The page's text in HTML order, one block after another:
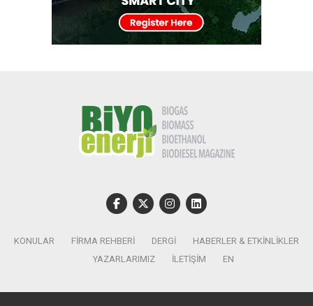
KONULAR FIRMA REHBERI DERGI
HABERLER & ETKINLIKLER
YAZARLARIMIZ
İLETIŞIM EN